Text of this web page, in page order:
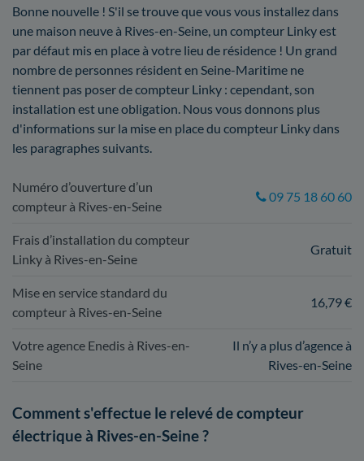
Bonne nouvelle ! S'il se trouve que vous vous installez dans
une maison neuve à Rives-en-Seine, un compteur Linky est
par défaut mis en place à votre lieu de résidence ! Un grand
nombre de personnes résident en Seine-Maritime ne
tiennent pas poser de compteur Linky : cependant, son
installation est une obligation. Nous vous donnons plus
d'informations sur la mise en place du compteur Linky dans
les paragraphes suivants.
Numéro d’ouverture d’un
compteur à Rives-en-Seine
09 75 18 60 60
Frais d’installation du compteur
Linky à Rives-en-Seine
Gratuit
Mise en service standard du
compteur à Rives-en-Seine
16,79 €
Votre agence Enedis à Rives-en-
Seine
Il n’y a plus d’agence à
Rives-en-Seine
Comment s'effectue le relevé de compteur
électrique à Rives-en-Seine ?